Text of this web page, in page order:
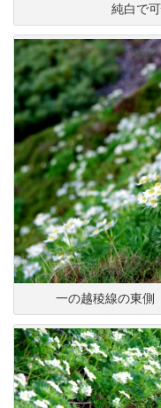
純白で
一の越稜線の東